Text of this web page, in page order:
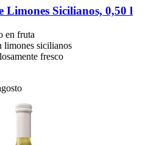
Limones Sicilianos, 0,50 l
en fruta
limones sicilianos
fresco